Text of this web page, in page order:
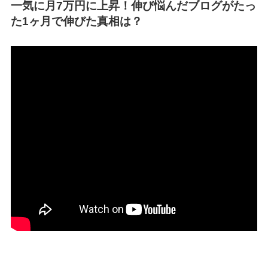
一気に月7万円に上昇！伸び悩んだブログがたっ
た1ヶ月で伸びた真相は？